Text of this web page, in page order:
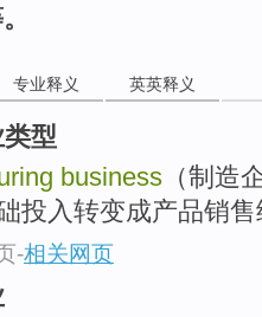
专业释义 英英释义
型
business （制造
投入转变成产品销
-相关网页